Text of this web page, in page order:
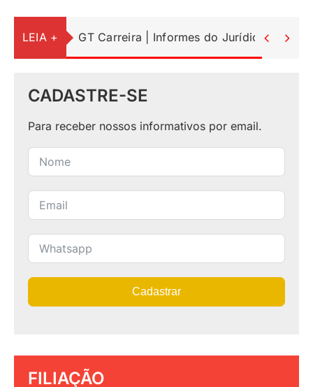
LEIA + GT Carreira | Informes do Jurídico 
CADASTRE-SE
Para receber nossos informativos por email.
Cadastrar
FILIAÇÃO